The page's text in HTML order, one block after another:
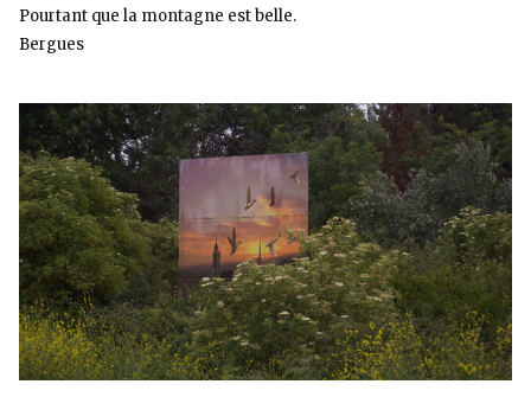
Pourtant que la montagne est belle.
Bergues